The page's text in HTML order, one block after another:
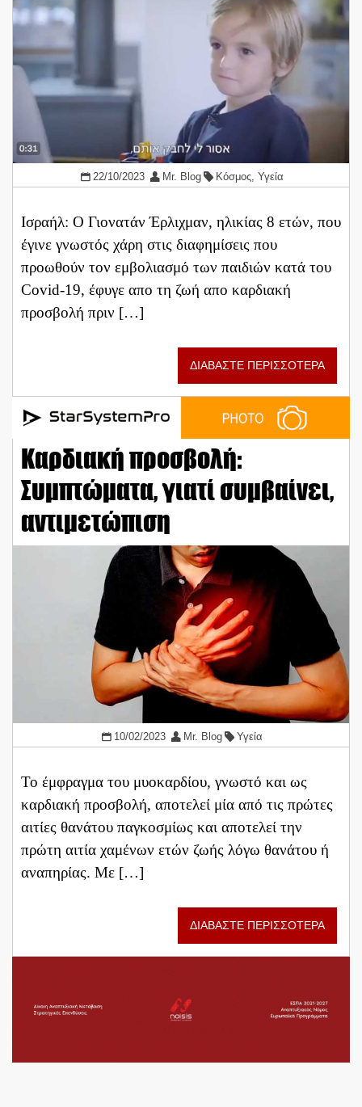
22/10/2023 Mr. Blog Κόσμος, Υγεία
Ισραήλ: Ο Γιονατάν Έρλιχμαν, ηλικίας 8 ετών, που
έγινε γνωστός χάρη στις διαφημίσεις που
προωθούν τον εμβολιασμό των παιδιών κατά του
Covid-19, έφυγε απο τη ζωή απο καρδιακή
προσβολή πριν […]
ΔΙΑΒΑΣΤΕ ΠΕΡΙΣΣΟΤΕΡΑ
Καρδιακή προσβολή:
Συμπτώματα, γιατί συμβαίνει,
αντιμετώπιση
10/02/2023 Mr. Blog Υγεία
Το έμφραγμα του μυοκαρδίου, γνωστό και ως
καρδιακή προσβολή, αποτελεί μία από τις πρώτες
αιτίες θανάτου παγκοσμίως και αποτελεί την
πρώτη αιτία χαμένων ετών ζωής λόγω θανάτου ή
αναπηρίας. Με […]
ΔΙΑΒΑΣΤΕ ΠΕΡΙΣΣΟΤΕΡΑ